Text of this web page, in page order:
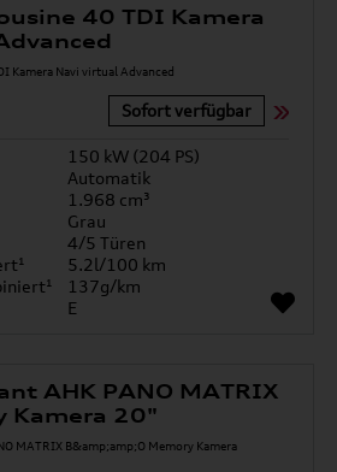
40 TDI Kamera
Sofort verfügbar
150 kW (204 PS)
Automatik
1.968 cm³
Grau
4/5 Türen
5.2l/100 km
137g/km
E
AHK PANO MATRIX
Kamera 20"